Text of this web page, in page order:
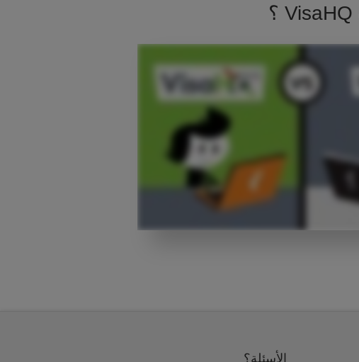
الأسئلة؟